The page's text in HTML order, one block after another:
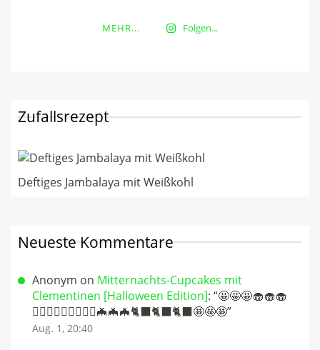
MEHR... Folgen...
Zufallsrezept
Deftiges Jambalaya mit Weißkohl
Neueste Kommentare
Anonym on Mitternachts-Cupcakes mit
Clementinen [Halloween Edition]: “🤩🤩🤩🧁🧁🧁
🧛🏻‍♀️🧛🏻‍♀️🧛🏻‍♀️🦇🦇🦇🐈‍⬛🐈‍⬛🐈‍⬛🤩🤩🤩”
Aug. 1, 20:40